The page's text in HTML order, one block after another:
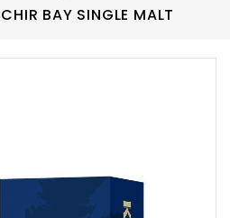
BAY SINGLE MALT